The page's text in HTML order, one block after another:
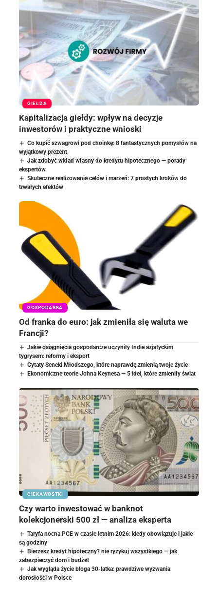
GIEŁDA
Kapitalizacja giełdy: wpływ na decyzje
inwestorów i praktyczne wnioski
Co kupić szwagrowi pod choinkę: 8 fantastycznych pomysłów na
wyjątkowy prezent
Jak zdobyć wkład własny do kredytu hipotecznego — porady
ekspertów
Skuteczne realizowanie celów i marzeń: 7 prostych kroków do
trwałych efektów
GOSPODARKA
Od franka do euro: jak zmieniła się waluta we
Francji?
Jakie osiągnięcia gospodarcze uczyniły Indie azjatyckim
tygrysem: reformy i eksport
Cytaty Seneki Młodszego, które naprawdę zmienią twoje życie
Ekonomiczne teorie Johna Keynesa — 5 idei, które zmieniły świat
CIEKAWOSTKI
Czy warto inwestować w banknot
kolekcjonerski 500 zł — analiza eksperta
Taryfa nocna PGE w czasie letnim 2026: kiedy obowiązuje i jakie
są godziny
Bierzesz kredyt hipoteczny? nie ryzykuj wszystkiego — jak
zabezpieczyć dom i budżet
Jak wygląda życie bloga 30-latka: prawdziwe wyzwania
dorosłości w Polsce